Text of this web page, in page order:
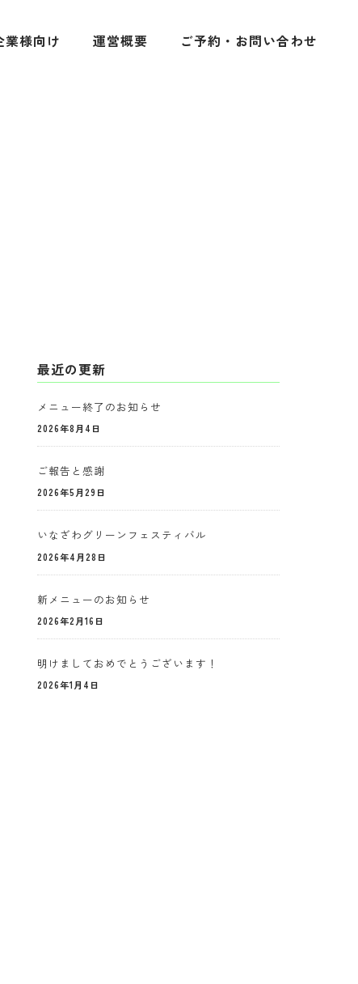
業様向け 運営概要 ご予約・お問い合わせ
最近の更新
メニュー終了のお知らせ
2026年8月4日
ご報告と感謝
2026年5月29日
いなざわグリーンフェスティバル
2026年4月28日
新メニューのお知らせ
2026年2月16日
明けましておめでとうございます！
2026年1月4日